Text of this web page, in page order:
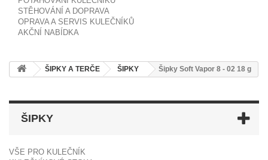
STĚHOVÁNÍ A DOPRAVA
OPRAVA A SERVIS KULEČNÍKŮ
AKČNÍ NABÍDKA
ŠIPKY A TERČE ŠIPKY Šipky Soft Vapor 8 - 02 18 g
ŠIPKY
VŠE PRO KULEČNÍK